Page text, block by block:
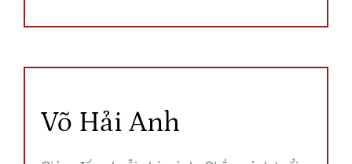
Võ Hải Anh